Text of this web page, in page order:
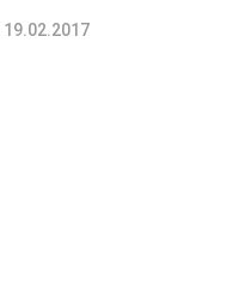
19.02.2017